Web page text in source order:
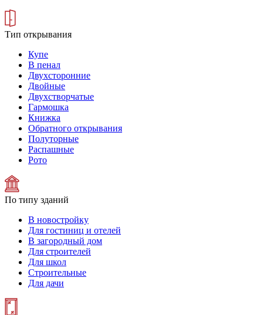
Тип открывания
Купе
В пенал
Двухсторонние
Двойные
Двухстворчатые
Гармошка
Книжка
Обратного открывания
Полуторные
Распашные
Рото
По типу зданий
В новостройку
Для гостиниц и отелей
В загородный дом
Для строителей
Для школ
Строительные
Для дачи